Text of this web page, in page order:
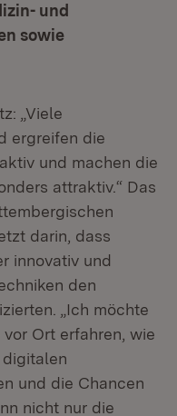
und
sowie
„Viele
ergreifen die
und machen die
attraktiv.“ Das
darin, dass
innovativ und
den
„Ich möchte
Ort erfahren, wie
und die Chancen
nicht nur die